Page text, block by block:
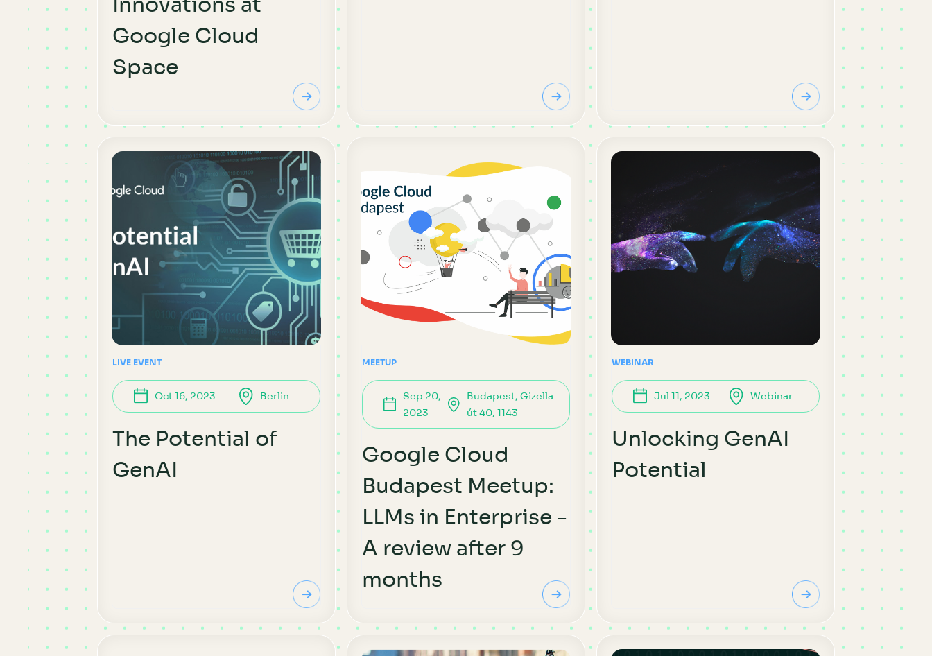
Google Cloud
Space
LIVE EVENT
Oct 16, 2023 Berlin
The Potential of
GenAI
MEETUP
Sep 20,
2023
Budapest, Gizella
út 40, 1143
Google Cloud
Budapest Meetup:
LLMs in Enterprise -
A review after 9
months
WEBINAR
Jul 11, 2023 Webinar
Unlocking GenAI
Potential